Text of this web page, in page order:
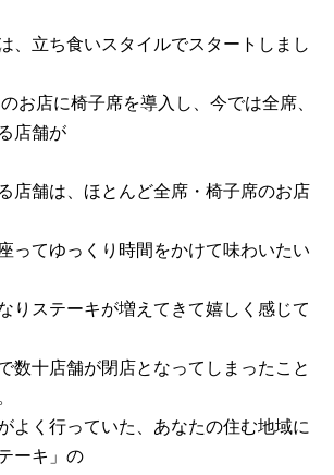
、立ち食いスタイルでスタートしまし
お店に椅子席を導入し、今では全席、
店舗が
店舗は、ほとんど全席・椅子席のお店
ってゆっくり時間をかけて味わいたい
りステーキが増えてきて嬉しく感じて
数十店舗が閉店となってしまったこと
よく行っていた、あなたの住む地域に
ーキ」の